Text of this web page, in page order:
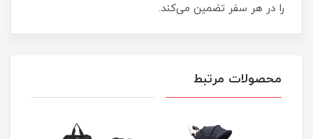
را در هر سفر تضمین می‌کند.
محصولات مرتبط